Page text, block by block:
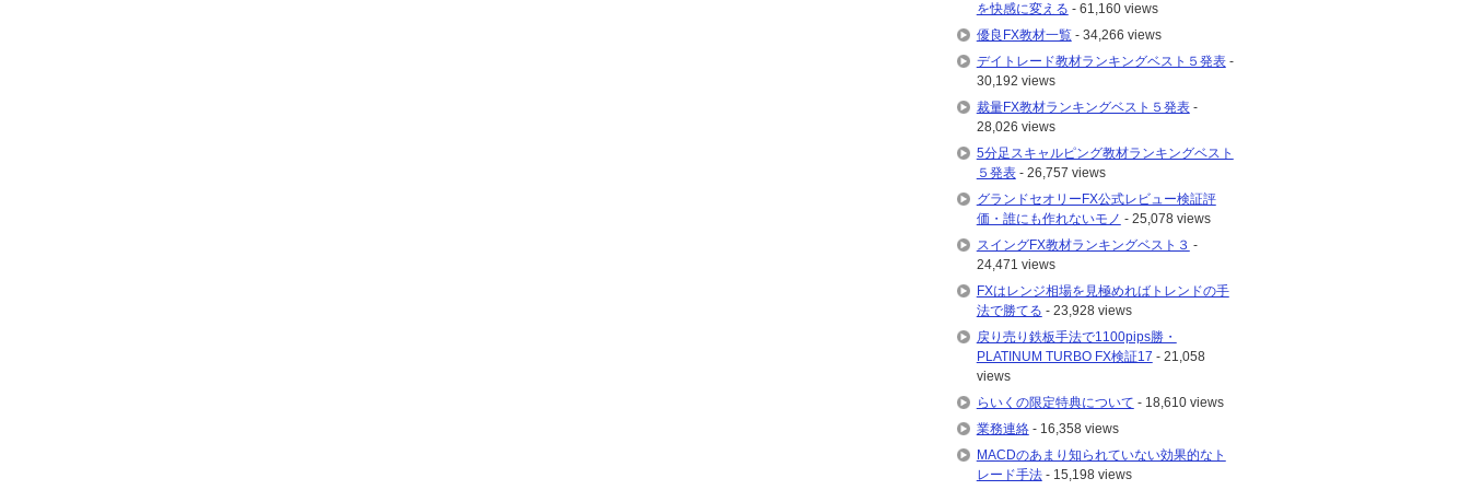
を快感に変える - 61,160 views
優良FX教材一覧- 34,266 views
デイトレード教材ランキングベスト５発表-
30,192 views
裁量FX教材ランキングベスト５発表-
28,026 views
5分足スキャルピング教材ランキングベスト
５発表- 26,757 views
グランドセオリーFX公式レビュー検証評
価・誰にも作れないモノ - 25,078 views
スイングFX教材ランキングベスト３ -
24,471 views
FXはレンジ相場を見極めればトレンドの手
法で勝てる - 23,928 views
戻り売り鉄板手法で1100pips勝・
PLATINUM TURBO FX検証17 - 21,058
views
らいくの限定特典について - 18,610 views
業務連絡- 16,358 views
MACDのあまり知られていない効果的なト
レード手法- 15,198 views